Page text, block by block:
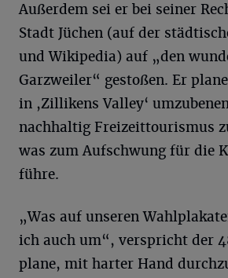
Außerdem sei er bei seiner
Stadt Jüchen (auf der
und Wikipedia) auf „den
Garzweiler“ gestoßen. Er
in ,Zillikens Valley‘
nachhaltig Freizeittourismus
was zum Aufschwung für die
führe.
„Was auf unseren
ich auch um“, verspricht der
plane, mit harter Hand